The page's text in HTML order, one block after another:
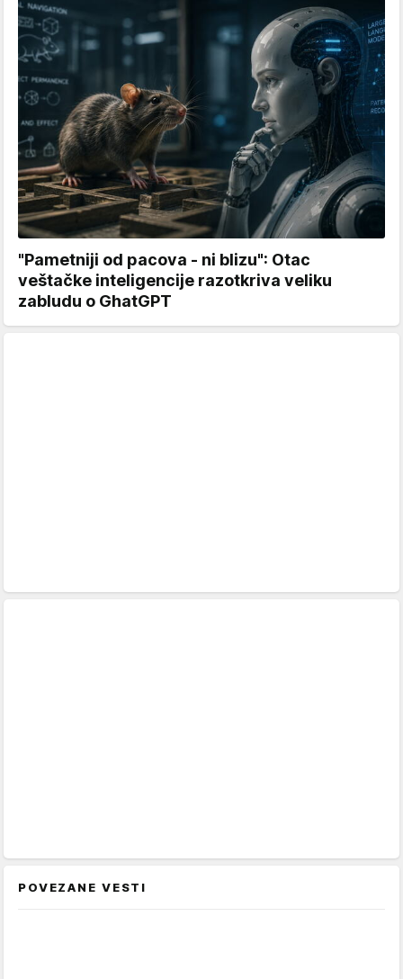
"Pametniji od pacova - ni blizu": Otac
veštačke inteligencije razotkriva veliku
zabludu o GhatGPT
POVEZANE VESTI